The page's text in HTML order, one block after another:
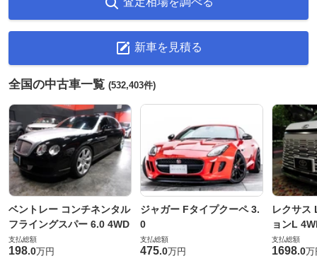
新車を見積る
全国の中古車一覧 (532,403件)
ベントレー コンチネンタル
フライングスパー 6.0 4WD
支払総額
198.0万円
ジャガー Fタイプクーペ 3.
0
支払総額
475.0万円
レクサス
ョンL
支払総額
1698.0万